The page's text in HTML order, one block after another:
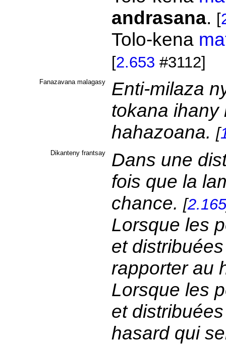
andrasana. [
Tolo-kena
[2.653 #3112]
Fanazavana malagasy
Enti-milaza
tokana ihany
hahazoana. [
Dikanteny frantsay
Dans une
fois que la
chance. [2.165
Lorsque les
et
rapporter au
Lorsque les
et
hasard qui